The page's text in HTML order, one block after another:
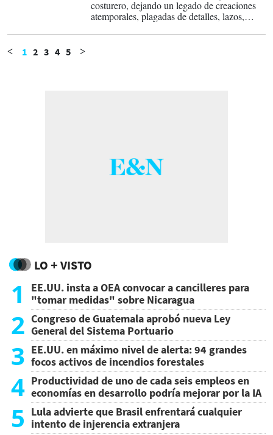
costurero, dejando un legado de creaciones
atemporales, plagadas de detalles, lazos,
volantes, que conservarán la belleza por
< 1 2 3 4 5 >
LO + VISTO
1
EE.UU. insta a OEA convocar a cancilleres para
"tomar medidas" sobre Nicaragua
2 Congreso de Guatemala aprobó nueva Ley
General del Sistema Portuario
3 EE.UU. en máximo nivel de alerta: 94 grandes
focos activos de incendios forestales
4 Productividad de uno de cada seis empleos en
economías en desarrollo podría mejorar por la IA
5 Lula advierte que Brasil enfrentará cualquier
intento de injerencia extranjera